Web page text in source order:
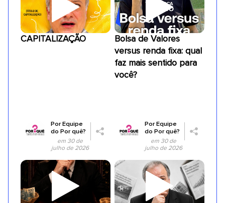
CAPITALIZAÇÃO
PorEquipe
do Por quê?
em 30 de
julho de 2026
Bolsa de Valores
versus renda fixa: qual
faz mais sentido para
você?
PorEquipe
do Por quê?
em 30 de
julho de 2026